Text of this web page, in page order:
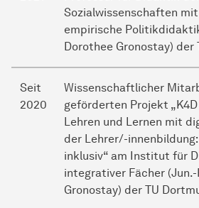
Sozialwissenschaften
empirische
Dorothee Gronostay) der
Seit
2020
Wissenschaftlicher
geförderten Projekt „K4D
Lehren und Lernen mit
der Lehrer/-
inklusiv“ am Institut für
integrativer Fächer
Gronostay) der TU